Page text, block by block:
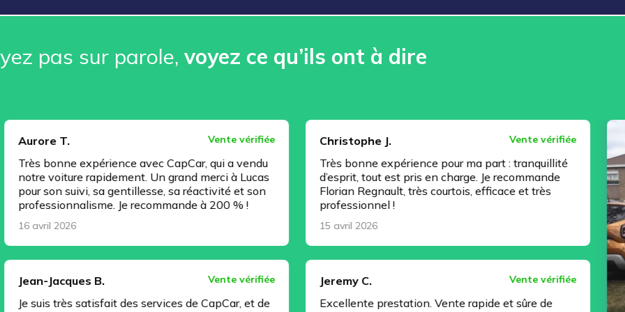
pas sur parole, voyez ce qu’ils ont à dire
expérience avec CapCar, qui a vendu
rapidement. Un grand merci à Lucas
sa gentillesse, sa réactivité et son
Je recommande à 200 % !
B.
satisfait des services de CapCar, et de
Christophe J.
Très bonne expérience pour ma part : tranquillité
d’esprit, tout est pris en charge. Je recommande
Florian Regnault, très courtois, efficace et très
professionnel !
Jeremy C.
Excellente prestation. Vente rapide et sûre de